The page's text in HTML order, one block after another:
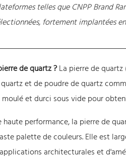
telles que CNPP Brand
fortement implantées
de quartz ?La pierre de quartz
et de poudre de quartz
et durci sous vide pour
haute performance, la pierre de
palette de couleurs. Elle est
architecturales et